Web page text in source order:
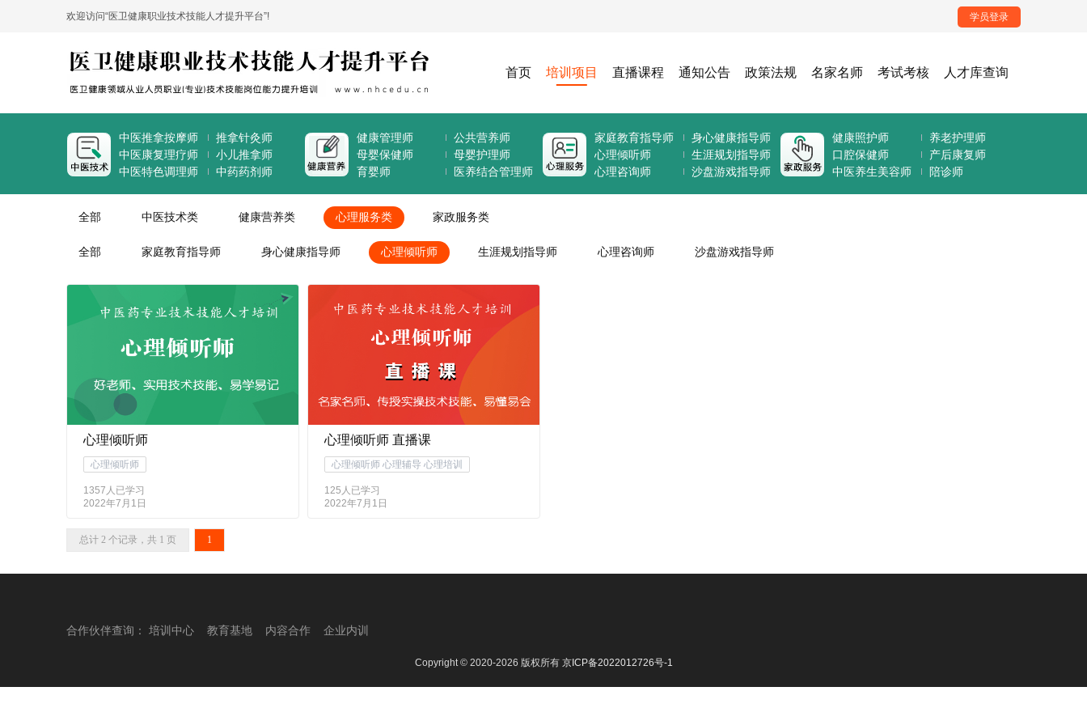
欢迎访问“医卫健康职业技术技能人才提升平台”! 学员登录
首页 培训项目 直播课程 通知公告 政策法规 名家名师 考试考核 人才库查询
中医推拿按摩师
推拿针灸师
中医康复理疗师
小儿推拿师
中医特色调理师
中药药剂师
健康管理师
公共营养师
母婴保健师
母婴护理师
育婴师
医养结合管理师
家庭教育指导师
身心健康指导师
心理倾听师
生涯规划指导师
心理咨询师
沙盘游戏指导师
健康照护师
养老护理师
口腔保健师
产后康复师
中医养生美容师
陪诊师
全部 中医技术类 健康营养类 心理服务类 家政服务类
全部 家庭教育指导师 身心健康指导师 心理倾听师 生涯规划指导师 心理咨询师 沙盘游戏指导师
心理倾听师
心理倾听师
1357人已学习
2022年7月1日
心理倾听师 直播课
心理倾听师 心理辅导 心理培训
125人已学习
2022年7月1日
总计 2 个记录，共 1 页 1
合作伙伴查询： 培训中心 教育基地 内容合作 企业内训
Copyright © 2020-2026 版权所有 京ICP备2022012726号-1